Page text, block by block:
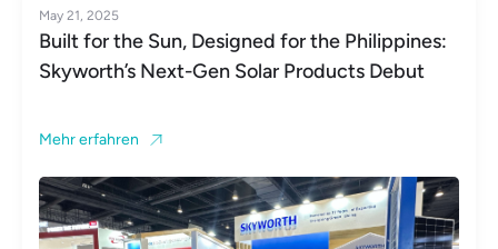
May 21, 2025
Built for the Sun, Designed for the Philippines:
Skyworth’s Next-Gen Solar Products Debut
Mehr erfahren